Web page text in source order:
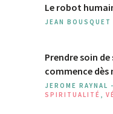
Le robot
JEAN BOUSQUET
Prendre soin
commence
JEROME RAYNAL -
SPIRITUALITÉ ,